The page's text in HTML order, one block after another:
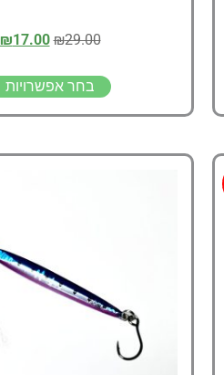
₪29.00
₪17.00
בחר אפשרויות